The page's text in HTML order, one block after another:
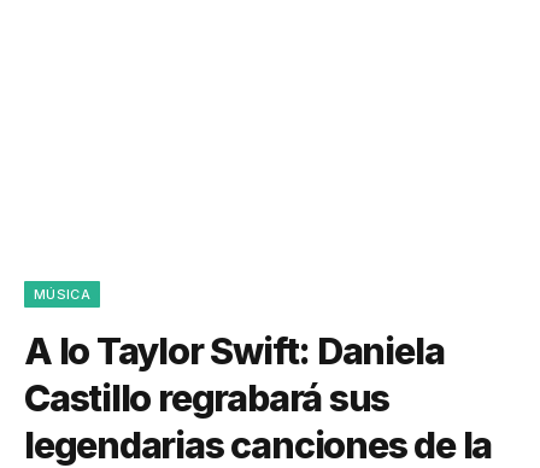
MÚSICA
A lo Taylor Swift: Daniela
Castillo regrabará sus
legendarias canciones de la